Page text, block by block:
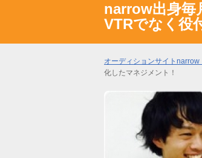
narrow出身毎
VTRでなく役
オーディションサイトnarrow
化したマネジメント！